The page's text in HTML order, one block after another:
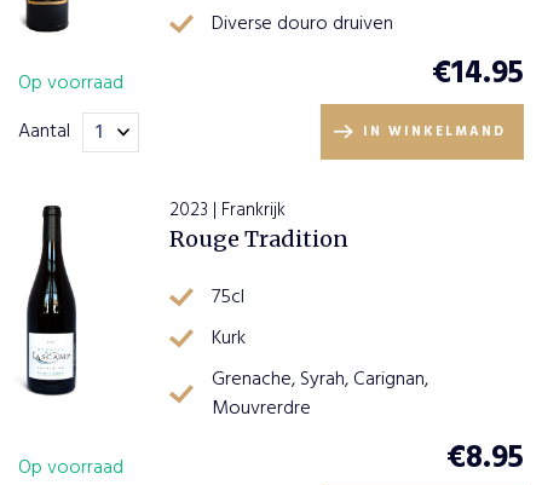
Diverse douro druiven
Op voorraad
€14.95
Aantal IN WINKELMAND
2023 | Frankrijk
Rouge Tradition
75cl
Kurk
Grenache, Syrah, Carignan,
Mouvrerdre
Op voorraad
€8.95